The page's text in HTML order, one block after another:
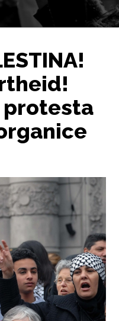
protesta